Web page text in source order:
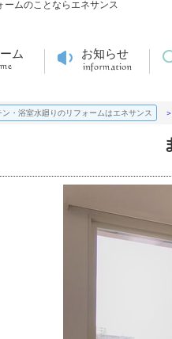
ームのことならエネサンス
ム お知らせ
・浴室水廻りのリフォームはエネサンス